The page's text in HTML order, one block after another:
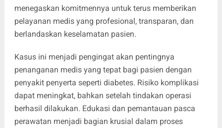
menegaskan komitmennya untuk terus memberikan
pelayanan medis yang profesional, transparan, dan
berlandaskan keselamatan pasien.
Kasus ini menjadi pengingat akan pentingnya
penanganan medis yang tepat bagi pasien dengan
penyakit penyerta seperti diabetes. Risiko komplikasi
dapat meningkat, bahkan setelah tindakan operasi
berhasil dilakukan. Edukasi dan pemantauan pasca
perawatan menjadi bagian krusial dalam proses